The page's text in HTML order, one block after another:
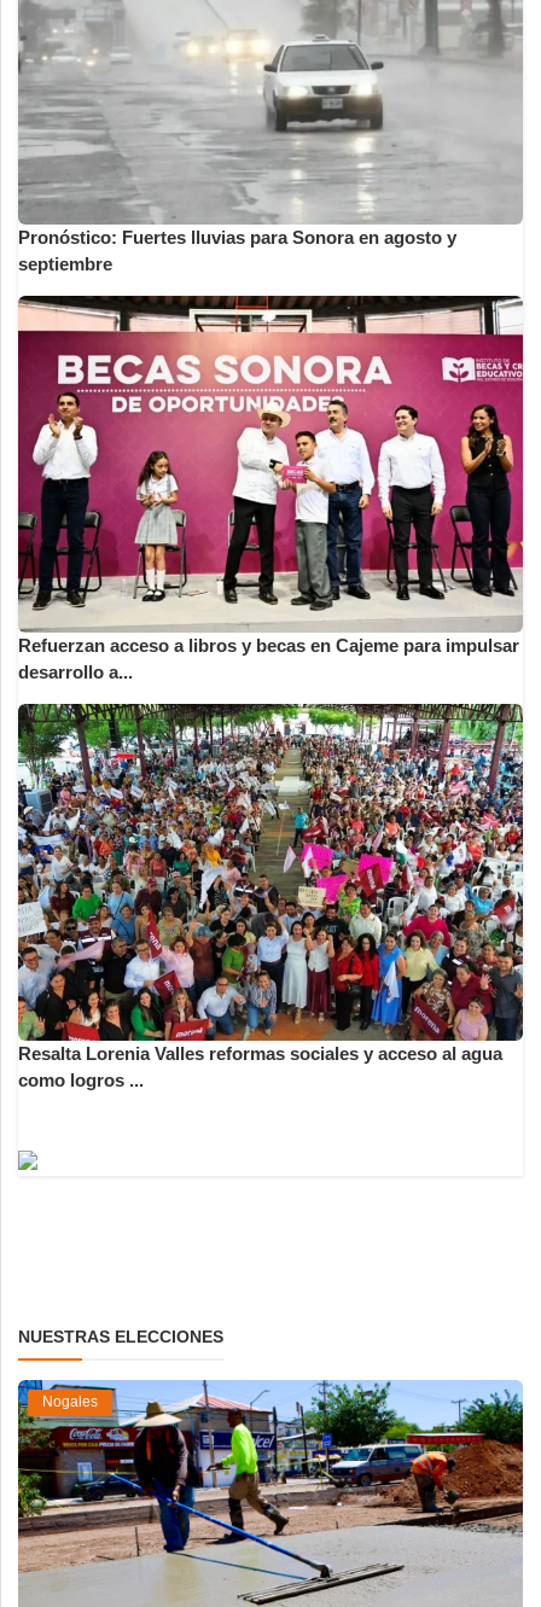
Pronóstico: Fuertes lluvias para Sonora en agosto y
septiembre
Refuerzan acceso a libros y becas en Cajeme para impulsar
desarrollo a...
Resalta Lorenia Valles reformas sociales y acceso al agua
como logros ...
NUESTRAS ELECCIONES
Nogales